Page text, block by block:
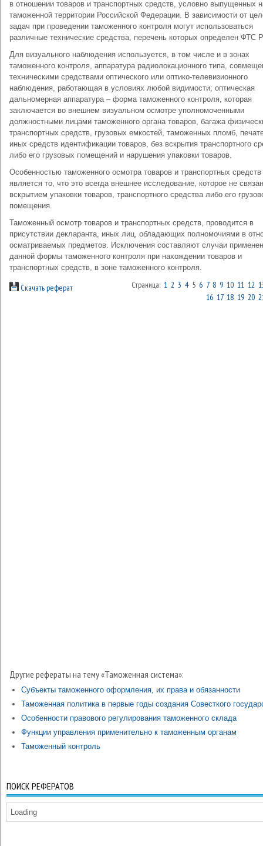
в отношении товаров и транспортных средств, условно выпущенных
таможенной территории Российской Федерации. В зависимости от
задач при проведении таможенного контроля могут использоваться
различные технические средства, перечень которых определен ФТС
Для визуального наблюдения используется, в том числе и в зонах
таможенного контроля, аппаратура радиолокационного типа,
техническими средствами оптического или оптико-телевизионного
наблюдения, работающая в условиях любой видимости; оптическая
дальномерная аппаратура – форма таможенного контроля, которая
заключается во внешнем визуальном осмотре уполномоченными
должностными лицами таможенного органа товаров, багажа
транспортных средств, грузовых емкостей, таможенных пломб,
иных средств идентификации товаров, без вскрытия транспортного
либо его грузовых помещений и нарушения упаковки товаров.
Особенностью таможенного осмотра товаров и транспортных средств
является то, что это всегда внешнее исследование, которое не
вскрытием упаковки товаров, транспортного средства либо его
помещения.
Таможенный осмотр товаров и транспортных средств, проводится в
присутствии декларанта, иных лиц, обладающих полномочиями в
осматриваемых предметов. Исключения составляют случаи
данной формы таможенного контроля при нахождении товаров и
транспортных средств, в зоне таможенного контроля.
Скачать реферат Страница: 1 2 3 45 6 7 8 9 10 11 12
16 17 18 19 20
Другие рефераты на тему «Таможенная система»:
Субъекты таможенного оформления, их права и обязанности
Таможенная политика в первые годы создания Совесткого
Особенности правового регулирования таможенного склада
Функции управления применительно к таможенным органам
Таможенный контроль
ПОИСК РЕФЕРАТОВ
Loading